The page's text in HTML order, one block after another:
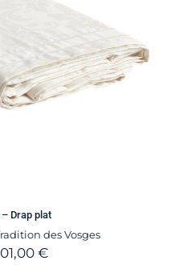
Drap plat
des Vosges
€